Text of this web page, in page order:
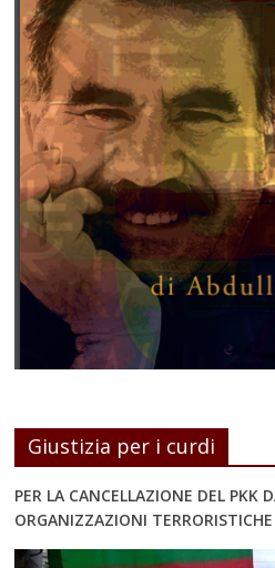
Giustizia per i curdi
PER LA CANCELLAZIONE DEL PKK
ORGANIZZAZIONI TERRORISTICHE